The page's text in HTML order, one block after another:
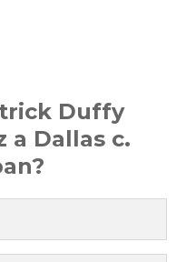
Duffy
a Dallas c.